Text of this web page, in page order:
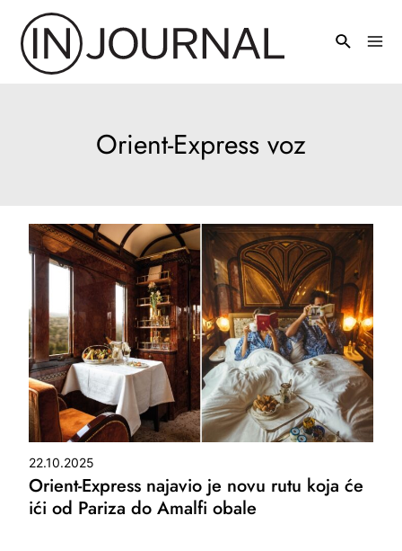
sadržaj
Orient-Express voz
22.10.2025
Orient-Express najavio je novu rutu koja će
ići od Pariza do Amalfi obale